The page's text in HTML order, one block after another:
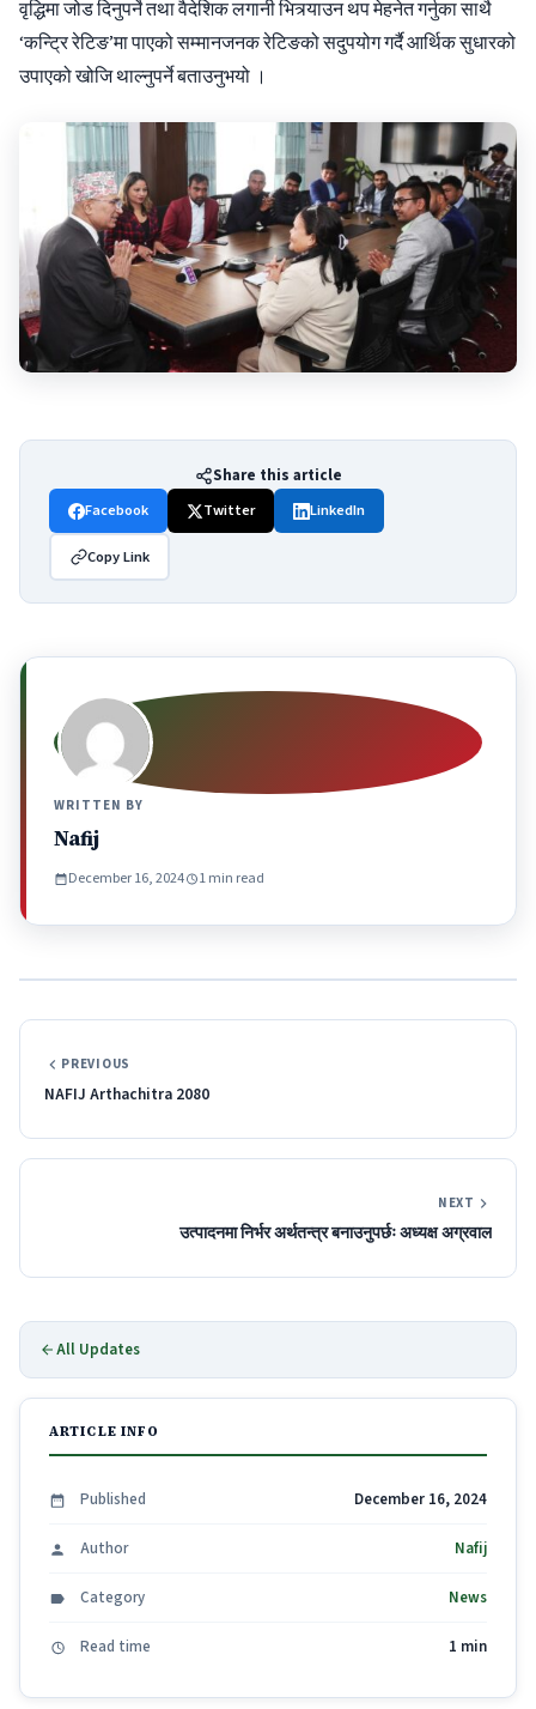
वृद्धिमा जोड दिनुपर्ने तथा वैदेशिक लगानी भित्र्याउन थप मेहनेत गर्नुका साथै
‘कन्ट्रि रेटिङ’मा पाएको सम्मानजनक रेटिङको सदुपयोग गर्दै आर्थिक सुधारको
उपाएको खोजि थाल्नुपर्ने बताउनुभयो ।
Share this article
Facebook
Twitter LinkedIn
Copy Link
WRITTEN BY
Nafij
December 16, 2024 1 min read
PREVIOUS
NAFIJ Arthachitra 2080
NEXT
उत्पादनमा निर्भर अर्थतन्त्र बनाउनुपर्छः अध्यक्ष अग्रवाल
ARTICLE INFO
Published December 16, 2024
Author Nafij
Category News
Read time 1 min
All Updates